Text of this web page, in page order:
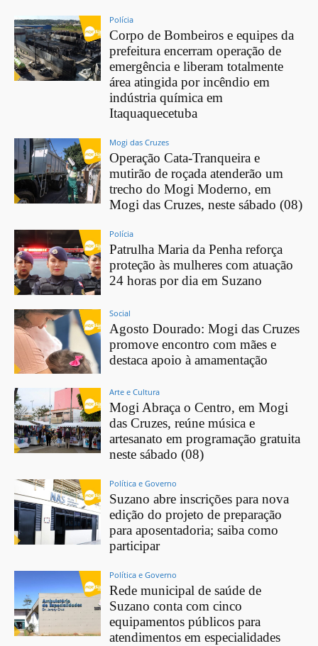
Polícia
Corpo de Bombeiros e equipes da
prefeitura encerram operação de
emergência e liberam totalmente
área atingida por incêndio em
indústria química em
Itaquaquecetuba
Mogi das Cruzes
Operação Cata-Tranqueira e
mutirão de roçada atenderão um
trecho do Mogi Moderno, em
Mogi das Cruzes, neste sábado (08)
Polícia
Patrulha Maria da Penha reforça
proteção às mulheres com atuação
24 horas por dia em Suzano
Social
Agosto Dourado: Mogi das Cruzes
promove encontro com mães e
destaca apoio à amamentação
Arte e Cultura
Mogi Abraça o Centro, em Mogi
das Cruzes, reúne música e
artesanato em programação gratuita
neste sábado (08)
Política e Governo
Suzano abre inscrições para nova
edição do projeto de preparação
para aposentadoria; saiba como
participar
Política e Governo
Rede municipal de saúde de
Suzano conta com cinco
equipamentos públicos para
atendimentos em especialidades